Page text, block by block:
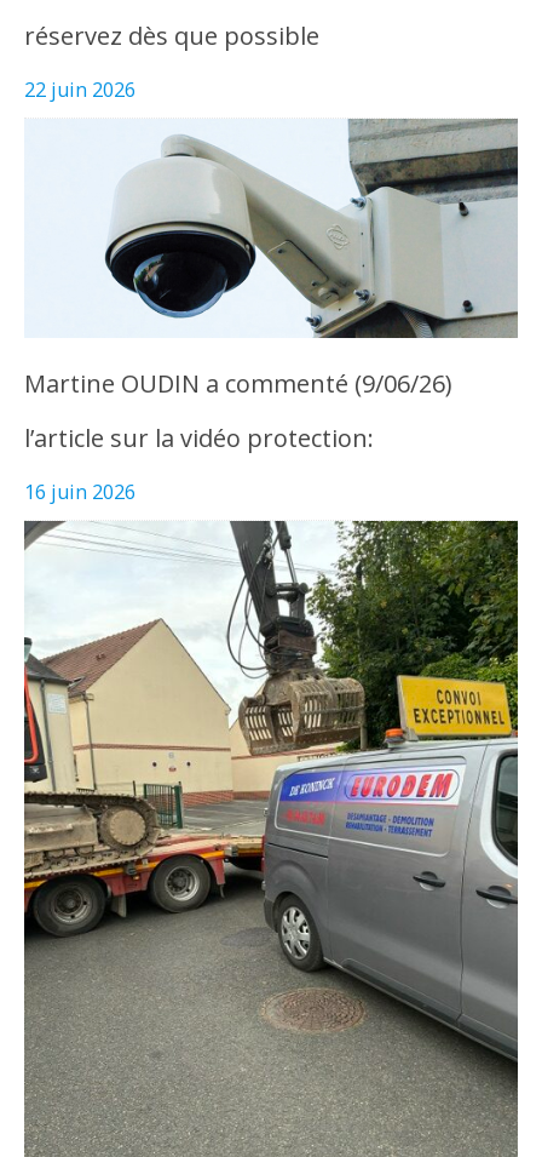
réservez dès que possible
22 juin 2026
Martine OUDIN a commenté (9/06/26)
l’article sur la vidéo protection:
16 juin 2026